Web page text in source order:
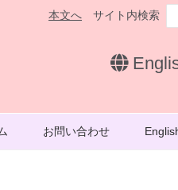
本文へ サイト内検索
お問い合わせ